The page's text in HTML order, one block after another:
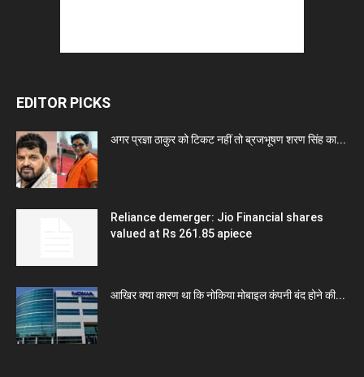
EDITOR PICKS
अगर प्रज्ञा ठाकुर को टिकट नहीं तो ब्रजभूषण शरण सिंह का...
Reliance demerger: Jio Financial shares
valued at Rs 261.85 apiece
आखिर क्या कारण था कि नोकिया मोबाइल कंपनी बंद होने की...